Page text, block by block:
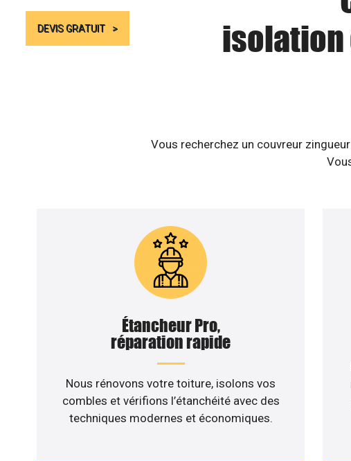
DEVIS GRATUIT
isolation
Vous recherchez un couvreur
Étancheur Pro,
réparation rapide
Nous rénovons votre toiture, isolons vos
combles et vérifions l’étanchéité avec des
techniques modernes et économiques.